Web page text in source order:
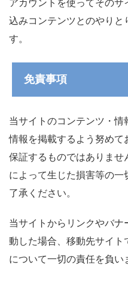
込みコンテンツとのやりと
す。
免責事項
当サイトのコンテンツ・
情報を掲載するよう努め
保証するものではありま
によって生じた損害等の
了承ください。
当サイトからリンクやバ
動した場合、移動先サイ
について一切の責任を負い